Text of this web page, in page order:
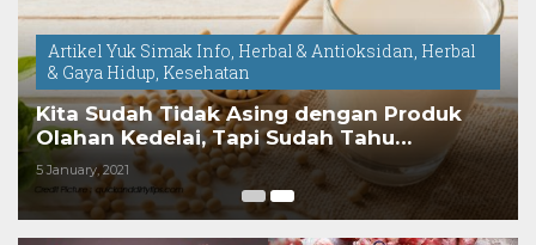
Artikel Yuk Simak Info, Herbal & Antioksidan, Herbal
& Gaya Hidup, Kesehatan
Kita Sudah Tidak Asing dengan Produk
Olahan Kedelai, Tapi Sudah Tahu
Manfaatnya untuk Kesehatan?
5 January, 2021